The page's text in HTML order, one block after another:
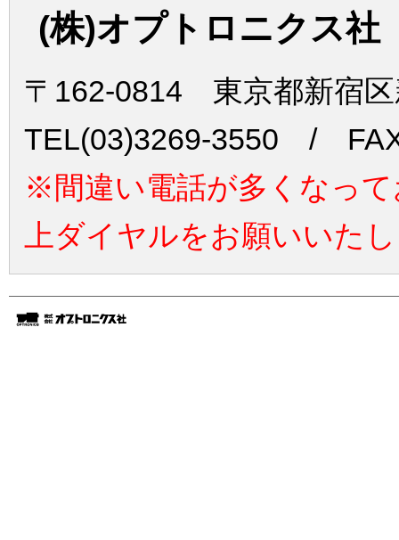
(株)オプトロニクス社
〒162-0814 東京都新宿
TEL(03)3269-3550 /
※間違い電話が多くなっ
上ダイヤルをお願いいた